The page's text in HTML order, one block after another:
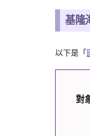
基隆
以下是「
對